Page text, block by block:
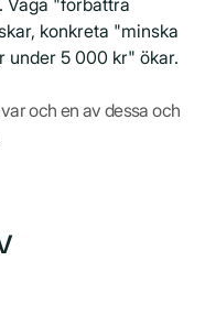
konkreta "minska
under 5 000 kr" ökar.
och en av dessa och